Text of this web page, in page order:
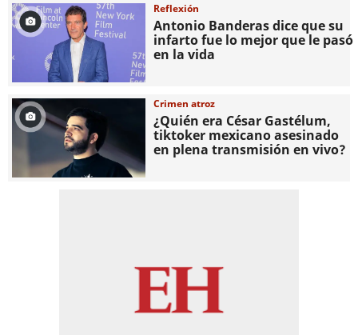
Reflexión
Antonio Banderas dice que su
infarto fue lo mejor que le pasó
en la vida
Crimen atroz
¿Quién era César Gastélum,
tiktoker mexicano asesinado
en plena transmisión en vivo?